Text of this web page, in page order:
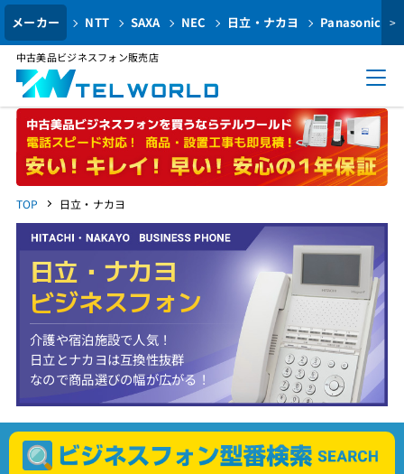
メーカー NTT SAXA NEC 日立・ナカヨ Panasonic >
中古美品ビジネスフォン販売店
TOP 日立・ナカヨ
日立・ナカヨ
ビジネスフォン
介護や宿泊施設で人気！
日立とナカヨは互換性抜群
なので商品選びの幅が広がる！